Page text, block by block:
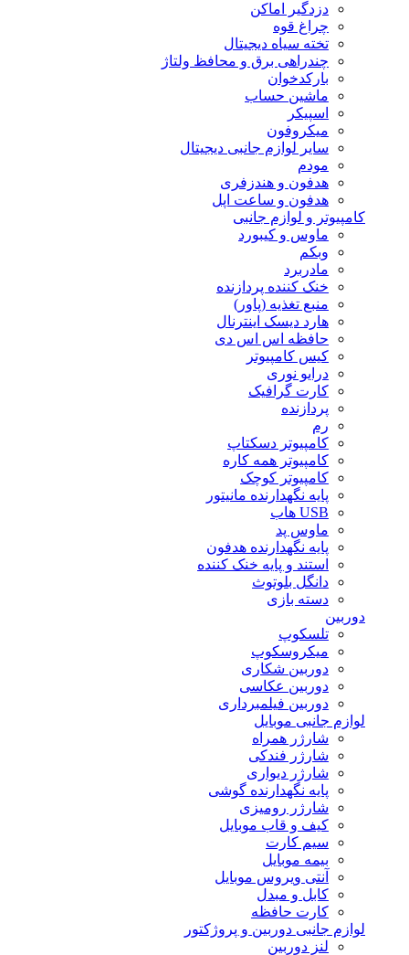
دزدگیر اماکن
چراغ قوه
تخته سیاه دیجیتال
چندراهی برق و محافظ ولتاژ
بارکدخوان
ماشین حساب
اسپیکر
میکروفون
سایر لوازم جانبی دیجیتال
مودم
هدفون و هندزفری
هدفون و ساعت اپل
کامپیوتر و لوازم جانبی
ماوس و کیبورد
وبکم
مادربرد
خنک کننده پردازنده
منبع تغذیه (پاور)
هارد دیسک اینترنال
حافظه اس اس دی
کیس کامپیوتر
درایو نوری
کارت گرافیک
پردازنده
رم
کامپیوتر دسکتاپ
کامپیوتر همه کاره
کامپیوتر کوچک
پایه نگهدارنده مانیتور
USB هاب
ماوس پد
پایه نگهدارنده هدفون
استند و پایه خنک کننده
دانگل بلوتوث
دسته بازی
دوربین
تلسکوپ
میکروسکوپ
دوربین شکاری
دوربین عکاسی
دوربین فیلمبرداری
لوازم جانبی موبایل
شارژر همراه
شارژر فندکی
شارژر دیواری
پایه نگهدارنده گوشی
شارژر رومیزی
کیف و قاب موبایل
سیم کارت
بیمه موبایل
آنتی ویروس موبایل
کابل و مبدل
کارت حافظه
لوازم جانبی دوربین و پروژکتور
لنز دوربین